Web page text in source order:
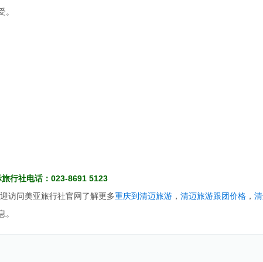
行社电话：023-8691 5123
访问美亚旅行社官网了解更多重庆到清迈旅游 ， 清迈旅游跟团价格 ，
。